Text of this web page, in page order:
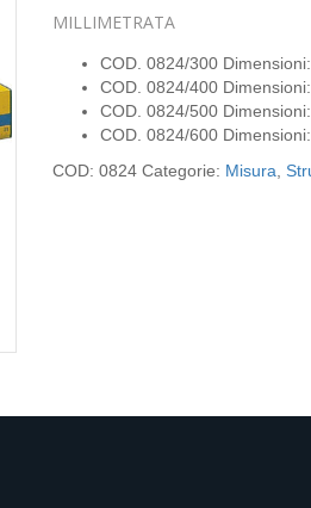
MILLIMETRATA
COD. 0824/300
COD. 0824/400
COD. 0824/500
COD. 0824/600
COD: 0824 Categorie: Misura